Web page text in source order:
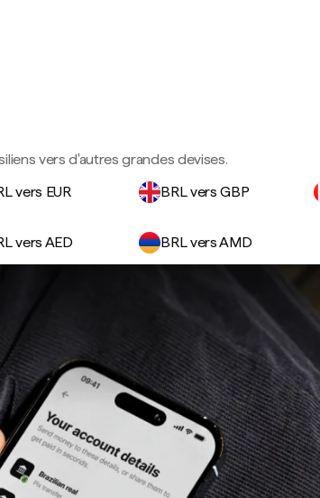
vers d'autres grandes devises.
vers EUR BRL vers GBP
vers AED BRL vers AMD